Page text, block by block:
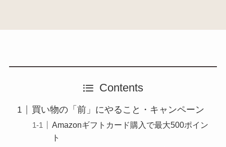
Contents
買い物の「前」にやること・キャンペーン
Amazonギフトカード購入で最大500ポイン
ト